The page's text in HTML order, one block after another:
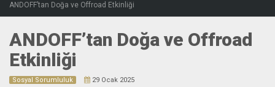
ANDOFF’tan Doğa ve Offroad Etkinliği
ANDOFF’tan Doğa ve Offroad
Etkinliği
Sosyal Sorumluluk 29 Ocak 2025